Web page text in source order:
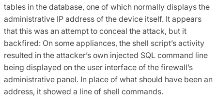
tables in the database, one of which normally displays the
administrative IP address of the device itself. It appears
that this was an attempt to conceal the attack, but it
backfired: On some appliances, the shell script’s activity
resulted in the attacker’s own injected SQL command line
being displayed on the user interface of the firewall’s
administrative panel. In place of what should have been an
address, it showed a line of shell commands.